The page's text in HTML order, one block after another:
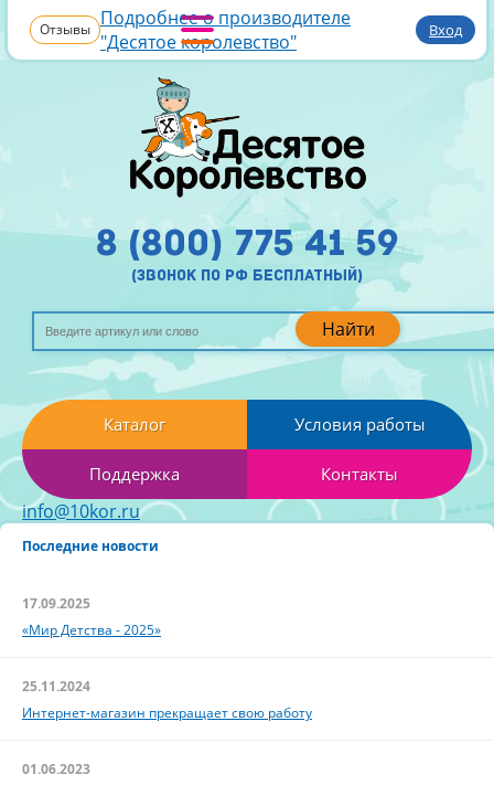
Отзывы Подробнее о производителе
"Десятое королевство"
Вход
Найти
8 (800) 775 41 59
(звонок по рф бесплатный)
Каталог Условия работы
Поддержка Контакты
info@10kor.ru
Последние новости
17.09.2025
«Мир Детства - 2025»
25.11.2024
Интернет-магазин прекращает свою работу
01.06.2023